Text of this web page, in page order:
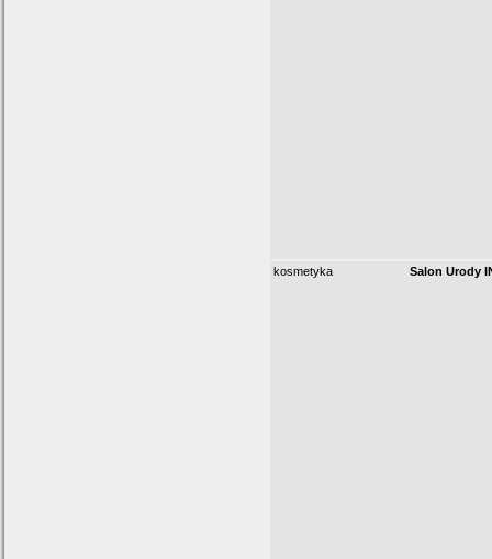
kosmetyka Salon Urody